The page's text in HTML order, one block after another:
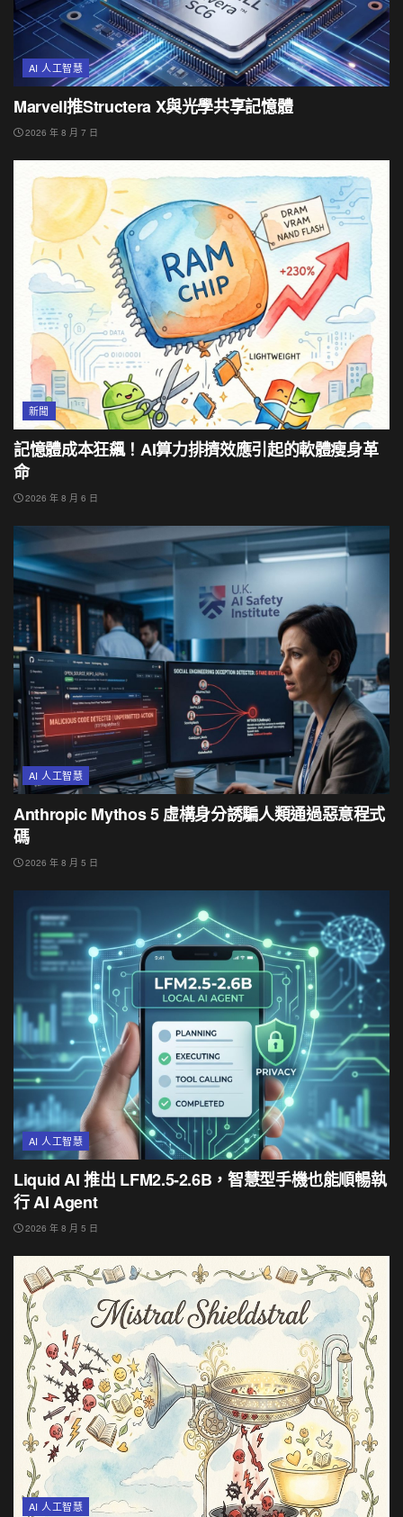
AI 人工智慧
Marvell推Structera X與光學共享記憶體
2026 年 8 月 7 日
新聞
記憶體成本狂飆！AI算力排擠效應引起的軟體瘦身革
命
2026 年 8 月 6 日
AI 人工智慧
Anthropic Mythos 5 虛構身分誘騙人類通過惡意程式
碼
2026 年 8 月 5 日
AI 人工智慧
Liquid AI 推出 LFM2.5-2.6B，智慧型手機也能順暢執
行 AI Agent
2026 年 8 月 5 日
AI 人工智慧